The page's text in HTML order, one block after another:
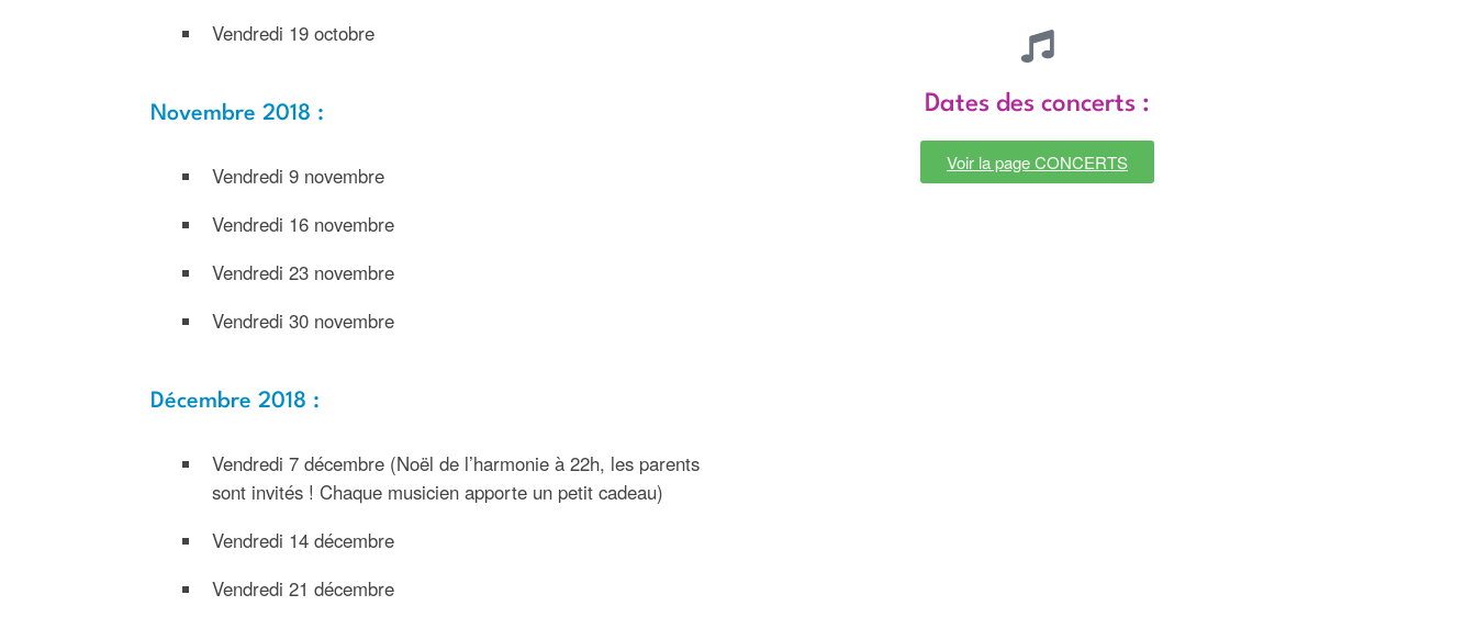
Vendredi 19 octobre
Novembre 2018 :
Vendredi 9 novembre
Vendredi 16 novembre
Vendredi 23 novembre
Vendredi 30 novembre
Décembre 2018 :
Vendredi 7 décembre (Noël de l’harmonie à 22h, les parents
sont invités ! Chaque musicien apporte un petit cadeau)
Vendredi 14 décembre
Vendredi 21 décembre
Dates des concerts :
Voir la page CONCERTS